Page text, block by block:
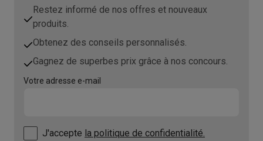
Restez informé de nos offres et nouveaux
produits.
Obtenez des conseils personnalisés.
Gagnez de superbes prix grâce à nos concours.
Votre adresse e-mail
J'accepte la politique de confidentialité.